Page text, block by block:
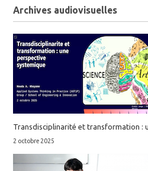
Archives audiovisuelles
Transdisciplinarité et transformation :
2 octobre 2025